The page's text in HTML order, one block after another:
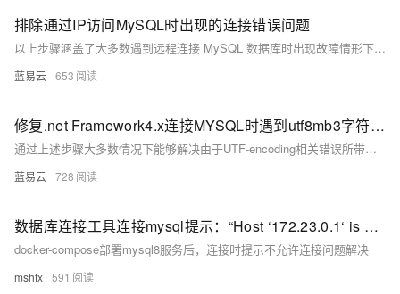
排除通过IP访问MySQL时出现的连接错误问题
以上步骤涵盖了大多数遇到远程连接 MySQL 数据库时出现故障情形下所需采取措施，在执行每个步骤后都应该重新尝试建立链接以验证是否已经解决问题，在多数情形下按照以上顺序执行将能够有效地排除并修复大多数基本链接相关故障。
蓝易云 653
修复.net Framework4.x连接MYSQL时遇到utf8mb3字符集不支持错误方案。
通过上述步骤大多数情况下能够解决由于UTF-encoding相关错误所带来影响，在实施过程当中要注意备份重要信息以防止意外发生造成无法挽回损失，并且逐一排查确认具体原因以采取针对性措施解除障碍。
蓝易云 728
数据库连接工具连接mysql提示：“Host ‘172.23.0.1‘ is not allowed to connect to this MySQL server“
docker-compose部署mysql8服务后，连接时提示不允许连接问题解决
mshfx 591